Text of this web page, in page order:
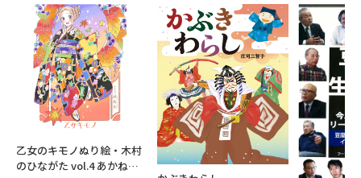
乙女のキモノぬり絵・木村
のひながた vol.4 あかねち